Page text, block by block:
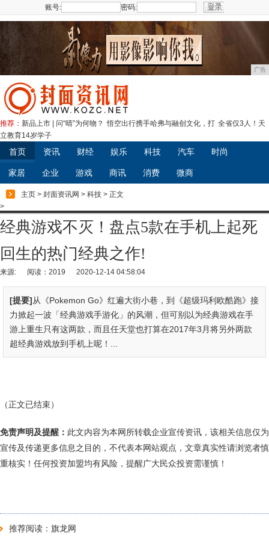
账号: 密码:
广告
推荐： 新品上市 | 问“晴”为何物？ 悟空出行携手哈弗与融创文化，打 全省仅3人！天
立教育14岁学子
首页 资讯 财经 娱乐 科技 汽车 时尚
家居 企业 游戏 商讯 消费 微商
主页 > 封面资讯网 > 科技 > 正文
>
经典游戏不灭！盘点5款在手机上起死
回生的热门经典之作!
来源: 阅读：2019 2020-12-14 04:58:04
[提要]从《Pokemon Go》红遍大街小巷，到《超级玛利欧酷跑》接
力掀起一波「经典游戏手游化」的风潮，但可别以为经典游戏在手
游上重生只有这两款，而且任天堂也打算在2017年3月将另外两款
超经典游戏放到手机上呢！...
（正文已结束）
免责声明及提醒： 此文内容为本网所转载企业宣传资讯，该相关信息仅为
宣传及传递更多信息之目的，不代表本网站观点，文章真实性请浏览者慎
重核实！任何投资加盟均有风险，提醒广大民众投资需谨慎！
推荐阅读： 旗龙网